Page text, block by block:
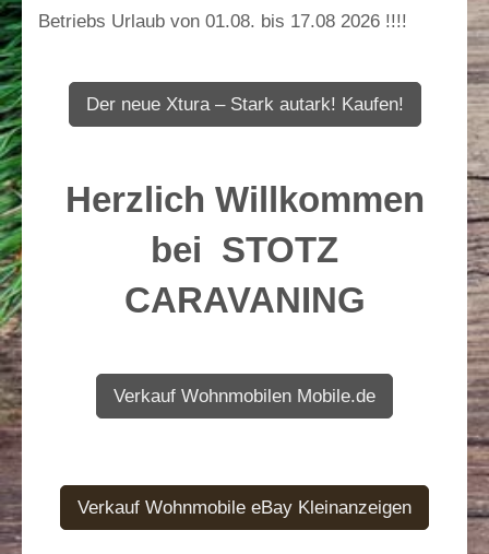
Betriebs Urlaub von 01.08. bis 17.08 2026 !!!!
Der neue Xtura – Stark autark! Kaufen!
Herzlich Willkommen
bei STOTZ
CARAVANING
Verkauf Wohnmobilen Mobile.de
Verkauf Wohnmobile eBay Kleinanzeigen